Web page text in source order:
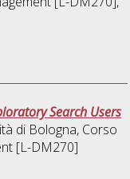
Search Users
di Bologna, Corso
[L-DM270]